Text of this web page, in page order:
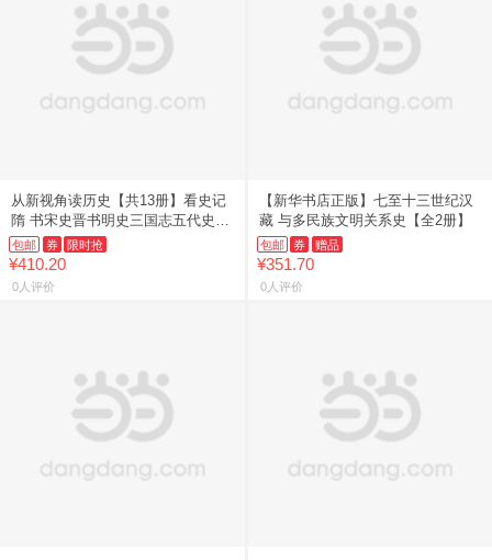
从新视角读历史【共13册】看史记
隋 书宋史晋书明史三国志五代史汉
后
包邮 券 限时抢
¥410.20
0人评价
【新华书店正版】七至十三世纪汉
藏 与多民族文明关系史【全2册】
包邮 券 赠品
¥351.70
0人评价